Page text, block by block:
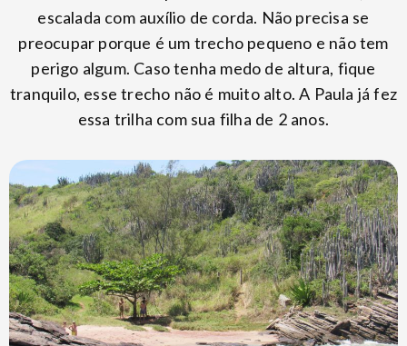
escalada com auxílio de corda. Não precisa se
preocupar porque é um trecho pequeno e não tem
perigo algum. Caso tenha medo de altura, fique
tranquilo, esse trecho não é muito alto. A Paula já fez
essa trilha com sua filha de 2 anos.